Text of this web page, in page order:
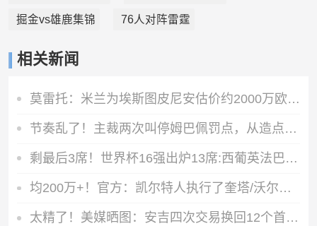
掘金vs雄鹿集锦 76人对阵雷霆
相关新闻
莫雷托：米兰为埃斯图皮尼安估价约2000万欧，维拉希望少付一些
节奏乱了！主裁两次叫停姆巴佩罚点，从造点到主罚过了3分11秒
剩最后3席！世界杯16强出炉13席:西葡英法巴在列，阿根廷明日出战
均200万+！官方：凯尔特人执行了奎塔/沃尔什/班顿的球队选项
太精了！美媒晒图：安吉四次交易换回12个首轮选秀权+2个互换